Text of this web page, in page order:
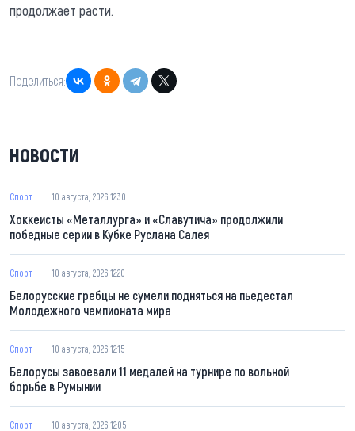
продолжает расти.
Поделиться:
НОВОСТИ
Спорт 10 августа, 2026 12:30
Хоккеисты «Металлурга» и «Славутича» продолжили
победные серии в Кубке Руслана Салея
Спорт 10 августа, 2026 12:20
Белорусские гребцы не сумели подняться на пьедестал
Молодежного чемпионата мира
Спорт 10 августа, 2026 12:15
Белорусы завоевали 11 медалей на турнире по вольной
борьбе в Румынии
Спорт 10 августа, 2026 12:05